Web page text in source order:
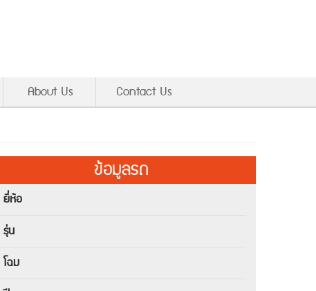
About Us Contact Us
ข้อมูลรถ
ยี่ห้อ
รุ่น
โฉม